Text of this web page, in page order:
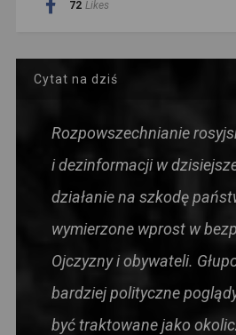
72 Likes
Cytat na dziś
Rozpowszechnianie
i dezinformacji w
działanie na szkodę
wymierzone wprost w
Ojczyzny i obywateli.
bardziej polityczne
być traktowane jako